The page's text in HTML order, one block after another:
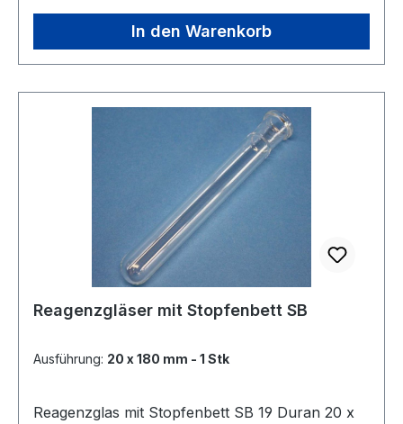
In den Warenkorb
Reagenzgläser mit Stopfenbett SB
Ausführung: 20 x 180 mm - 1 Stk
Reagenzglas mit Stopfenbett SB 19 Duran 20 x